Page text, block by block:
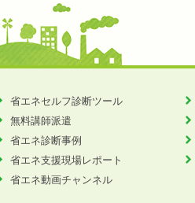
省エネセルフ診断ツール
無料講師派遣
省エネ診断事例
省エネ支援現場レポート
省エネ動画チャンネル